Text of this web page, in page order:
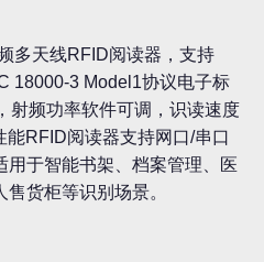
多天线RFID阅读器，支持
18000-3 Model1协议电子标
射频功率软件可调，识读速度
RFID阅读器支持网口/串口
用于智能书架、档案管理、医
货柜等识别场景。